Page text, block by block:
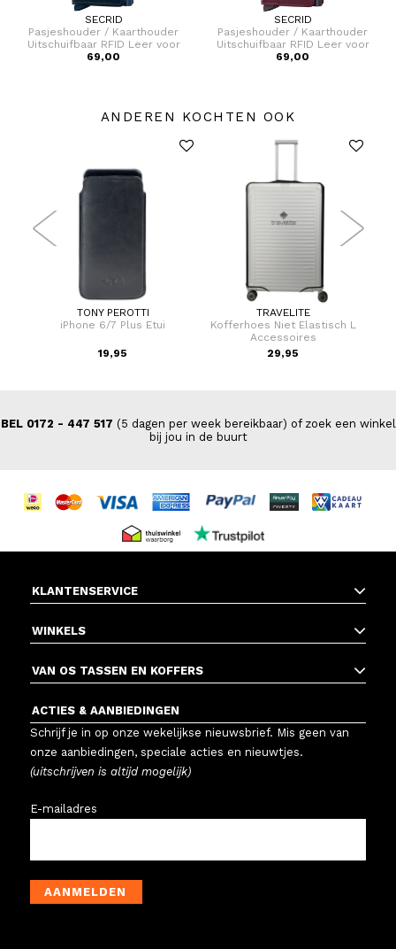
SECRID
Pasjeshouder / Kaarthouder
Uitschuifbaar RFID Leer voor
pasjes en briefgeld Miniwallet
69,00
SECRID
Pasjeshouder / Kaarthouder
Uitschuifbaar RFID Leer voor
pasjes en briefgeld Miniwallet
69,00
ANDEREN KOCHTEN OOK
TONY PEROTTI
iPhone 6/7 Plus Etui
19,95
TRAVELITE
Kofferhoes Niet Elastisch L
Accessoires
29,95
BEL 0172 - 447 517 (5 dagen per week bereikbaar) of zoek een winkel
bij jou in de buurt
KLANTENSERVICE
WINKELS
VAN OS TASSEN EN KOFFERS
ACTIES & AANBIEDINGEN
Schrijf je in op onze wekelijkse nieuwsbrief. Mis geen van
onze aanbiedingen, speciale acties en nieuwtjes.
(uitschrijven is altijd mogelijk)
E-mailadres
AANMELDEN